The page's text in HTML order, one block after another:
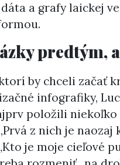
a grafy laickej
predtým,
by chceli začať
infografiky,
položili
z nich je naozaj
je moje cieľové